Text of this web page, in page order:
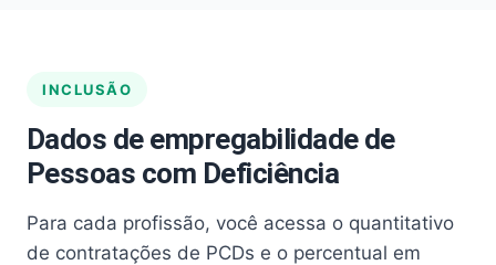
INCLUSÃO
Dados de empregabilidade de
Pessoas com Deficiência
Para cada profissão, você acessa o quantitativo
de contratações de PCDs e o percentual em